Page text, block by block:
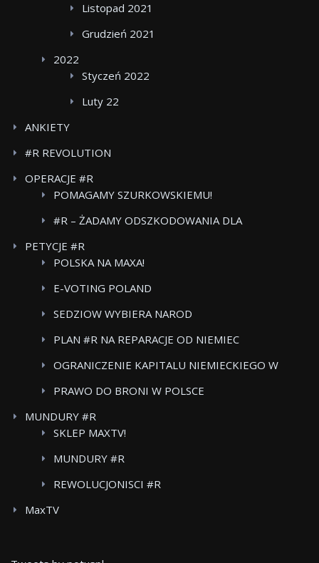
Listopad 2021
Grudzień 2021
2022
Styczeń 2022
Luty 22
ANKIETY
#R REVOLUTION
OPERACJE #R
POMAGAMY SZURKOWSKIEMU!
#R – ŻADAMY ODSZKODOWANIA DLA
CARE
PETYCJE #R
POLSKA NA MAXA!
E-VOTING POLAND
SEDZIOW WYBIERA NAROD
PLAN #R NA REPARACJE OD NIEMIEC
OGRANICZENIE KAPITALU NIEMIECKIEGO W
PRAWO DO BRONI W POLSCE
MUNDURY #R
SKLEP MAXTV!
MUNDURY #R
REWOLUCJONISCI #R
MaxTV